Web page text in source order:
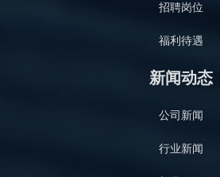
招聘岗位
福利待遇
新闻动态
公司新闻
行业新闻